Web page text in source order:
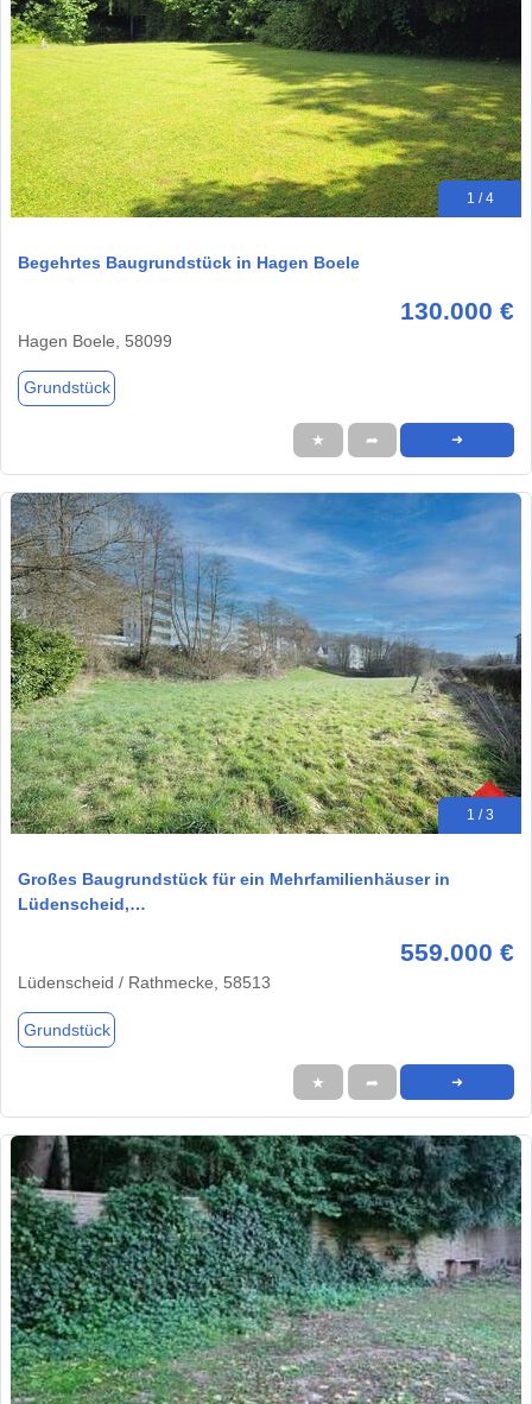
1 / 4
Begehrtes Baugrundstück in Hagen Boele
130.000 €
Hagen Boele, 58099
Grundstück
★ ➦ ➜
1 / 3
Großes Baugrundstück für ein Mehrfamilienhäuser in
Lüdenscheid,…
559.000 €
Lüdenscheid / Rathmecke, 58513
Grundstück
★ ➦ ➜